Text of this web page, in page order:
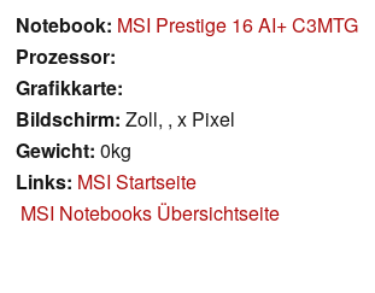
Notebook: MSI Prestige 16 AI+ C3MTG
Prozessor:
Grafikkarte:
Bildschirm: Zoll, , x Pixel
Gewicht: 0kg
Links: MSI Startseite
MSI Notebooks Übersichtseite